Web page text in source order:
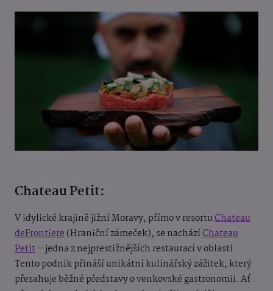
Chateau Petit:
V idylické krajině jižní Moravy, přímo v resortuChateau
deFrontiere(Hraniční zámeček), se nacházíChateau
Petit– jedna z nejprestižnějších restaurací v oblasti.
Tento podnik přináší unikátní kulinářský zážitek, který
přesahuje běžné představy o venkovské gastronomii. Ať